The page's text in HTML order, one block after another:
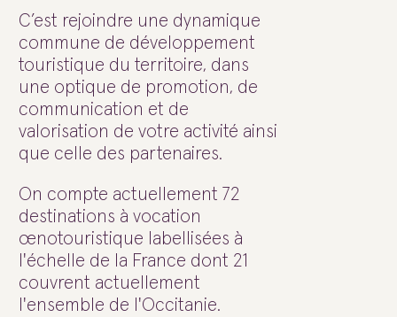
C’est rejoindre une dynamique
commune de développement
touristique du territoire, dans
une optique de promotion, de
communication et de
valorisation de votre activité ainsi
que celle des partenaires.
On compte actuellement 72
destinations à vocation
œnotouristique labellisées à
l'échelle de la France dont 21
couvrent actuellement
l'ensemble de l'Occitanie.